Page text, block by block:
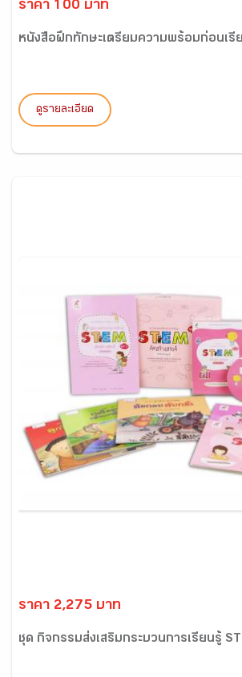
ราคา 100 บาท
หนังสือฝึกทักษะเตรียมความพร้อมก่อนเรี
ดูรายละเอียด
ราคา 2,275 บาท
ชุด กิจกรรมส่งเสริมกระบวนการเรียนรู้